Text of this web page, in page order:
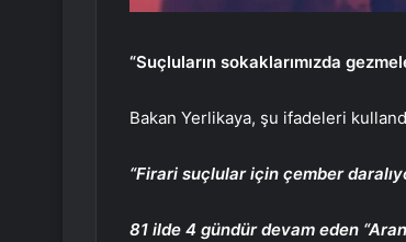
“Suçluların sokaklarımızda
Bakan Yerlikaya, şu ifadeleri
“Firari suçlular için çember
81 ilde 4 gündür devam eden